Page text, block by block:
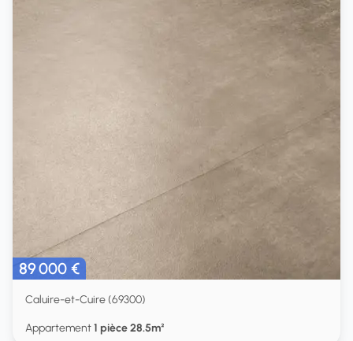
89 000 €
Caluire-et-Cuire (69300)
Appartement1 pièce 28.5m²